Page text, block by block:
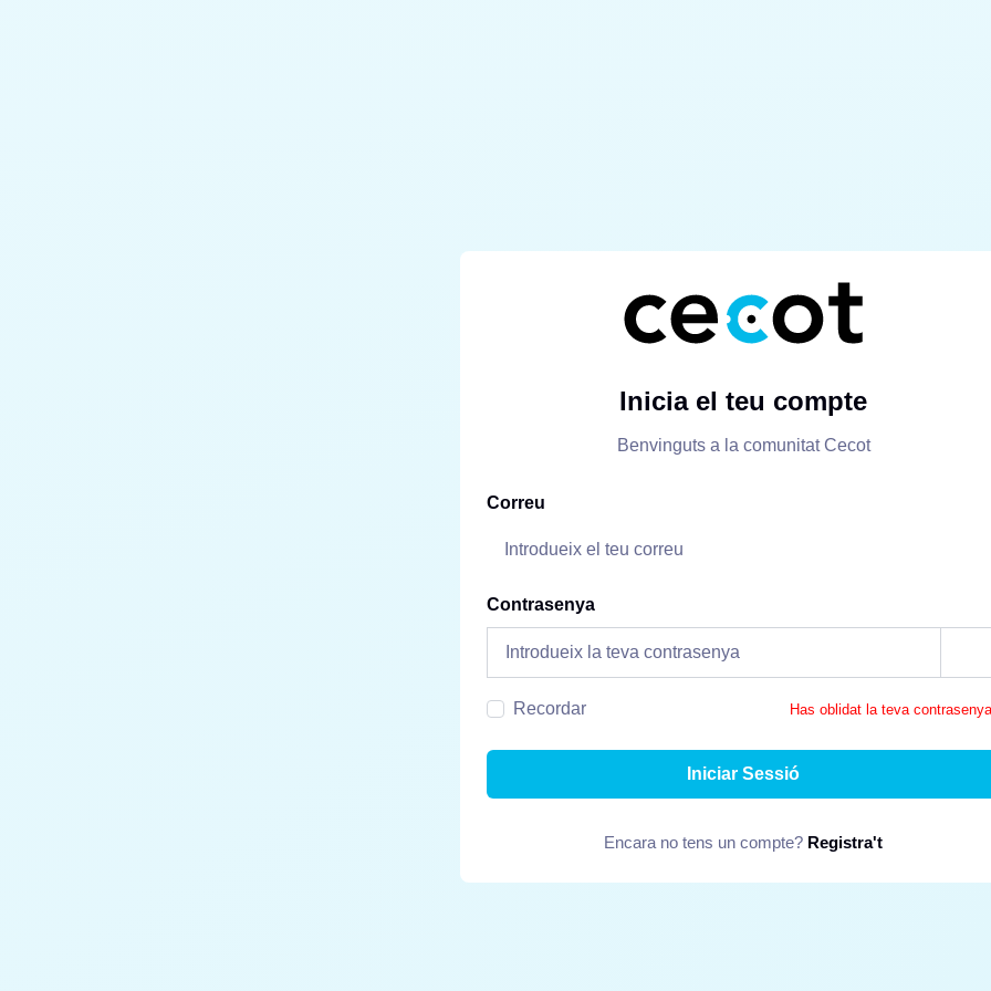
Inicia el teu compte
Benvinguts a la comunitat Cecot
Correu
Contrasenya
Recordar Has oblidat la teva
Iniciar Sessió
Encara no tens un compte? Registra't